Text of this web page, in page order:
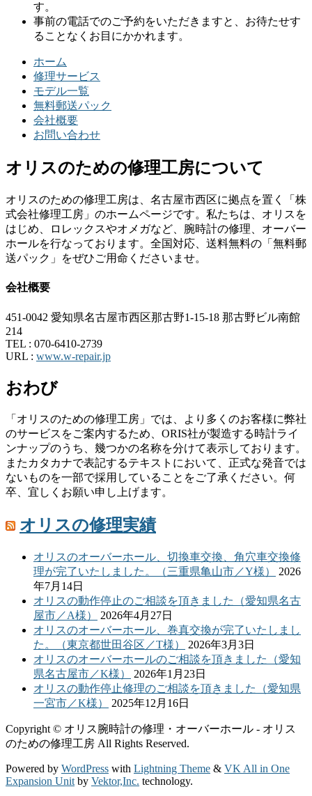
す。
事前の電話でのご予約をいただきますと、お待たせす
ることなくお目にかかれます。
ホーム
修理サービス
モデル一覧
無料郵送パック
会社概要
お問い合わせ
オリスのための修理工房について
オリスのための修理工房は、名古屋市西区に拠点を置く「株
式会社修理工房」のホームページです。私たちは、オリスを
はじめ、ロレックスやオメガなど、腕時計の修理、オーバー
ホールを行なっております。全国対応、送料無料の「無料郵
送パック」をぜひご用命くださいませ。
会社概要
451-0042 愛知県名古屋市西区那古野1-15-18 那古野ビル南館
214
TEL : 070-6410-2739
URL : www.w-repair.jp
おわび
「オリスのための修理工房」では、より多くのお客様に弊社
のサービスをご案内するため、ORIS社が製造する時計ライ
ンナップのうち、幾つかの名称を分けて表示しております。
またカタカナで表記するテキストにおいて、正式な発音では
ないものを一部で採用していることをご了承ください。何
卒、宜しくお願い申し上げます。
オリスの修理実績
オリスのオーバーホール、切換車交換、角穴車交換修
理が完了いたしました。（三重県亀山市／Y様）
2026
年7月14日
オリスの動作停止のご相談を頂きました（愛知県名古
屋市／A様）
2026年4月27日
オリスのオーバーホール、巻真交換が完了いたしまし
た。（東京都世田谷区／T様）
2026年3月3日
オリスのオーバーホールのご相談を頂きました（愛知
県名古屋市／K様）
2026年1月23日
オリスの動作停止修理のご相談を頂きました（愛知県
一宮市／K様）
2025年12月16日
Copyright © オリス腕時計の修理・オーバーホール - オリス
のための修理工房 All Rights Reserved.
Powered by WordPress with Lightning Theme & VK All in One
Expansion Unit by Vektor,Inc. technology.